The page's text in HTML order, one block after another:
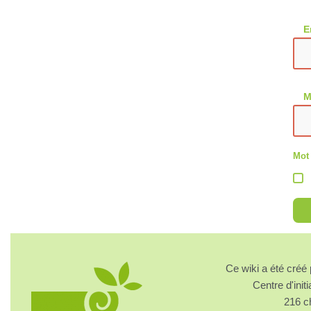
Ce wiki a été créé
Centre
216